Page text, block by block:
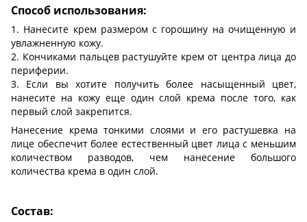
Способ использования:
1. Нанесите крем размером с горошину на очищенную и
увлажненную кожу.
2. Кончиками пальцев растушуйте крем от центра лица до
периферии.
3. Если вы хотите получить более насыщенный цвет,
нанесите на кожу еще один слой крема после того, как
первый слой закрепится.
Нанесение крема тонкими слоями и его растушевка на
лице обеспечит более естественный цвет лица с меньшим
количеством разводов, чем нанесение большого
количества крема в один слой.
Состав: